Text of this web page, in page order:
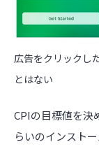
広告をクリックし
とはない
CPIの目標値を決
らいのインスト